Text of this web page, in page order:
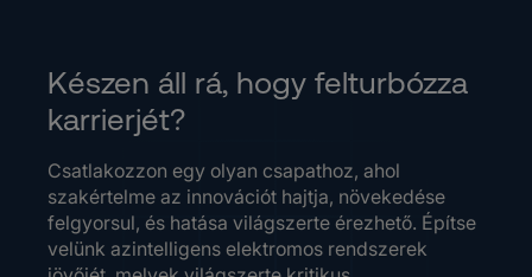
Készen áll rá, hogy felturbózza
karrierjét?
Csatlakozzon egy olyan csapathoz, ahol
szakértelme az innovációt hajtja, növekedése
felgyorsul, és hatása világszerte érezhető. Építse
velünk azintelligens elektromos rendszerek